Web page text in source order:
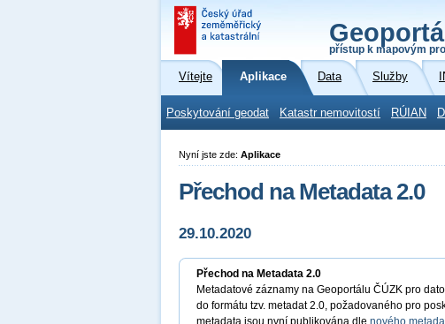
přístup k mapovým
Vítejte Aplikace Data Služby
Poskytování geodat Katastr nemovitostí RÚIAN
Nyní jste zde: Aplikace
Přechod na Metadata 2.0
29.10.2020
Přechod na Metadata 2.0
Metadatové záznamy na Geoportálu ČÚZK pro
do formátu tzv. metadat 2.0, požadovaného pro
metadata jsou nyní publikována dle nového